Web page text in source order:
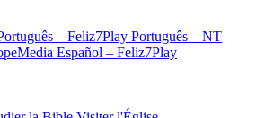
– Feliz7Play Português – NT
Español – Feliz7Play